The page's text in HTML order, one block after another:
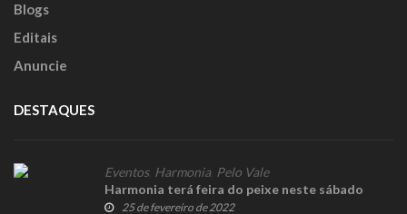
Blogs
Editais
Anuncie
DESTAQUES
Eventos, Harmonia, Pelo Vale
Harmonia terá feira do peixe neste sábado
25 de fevereiro de 2022